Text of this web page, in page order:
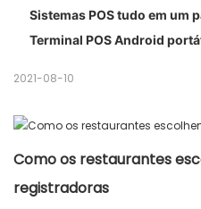
Sistemas POS tudo em um
Terminal POS Android
2021-08-10
Como os restaurantes
registradoras